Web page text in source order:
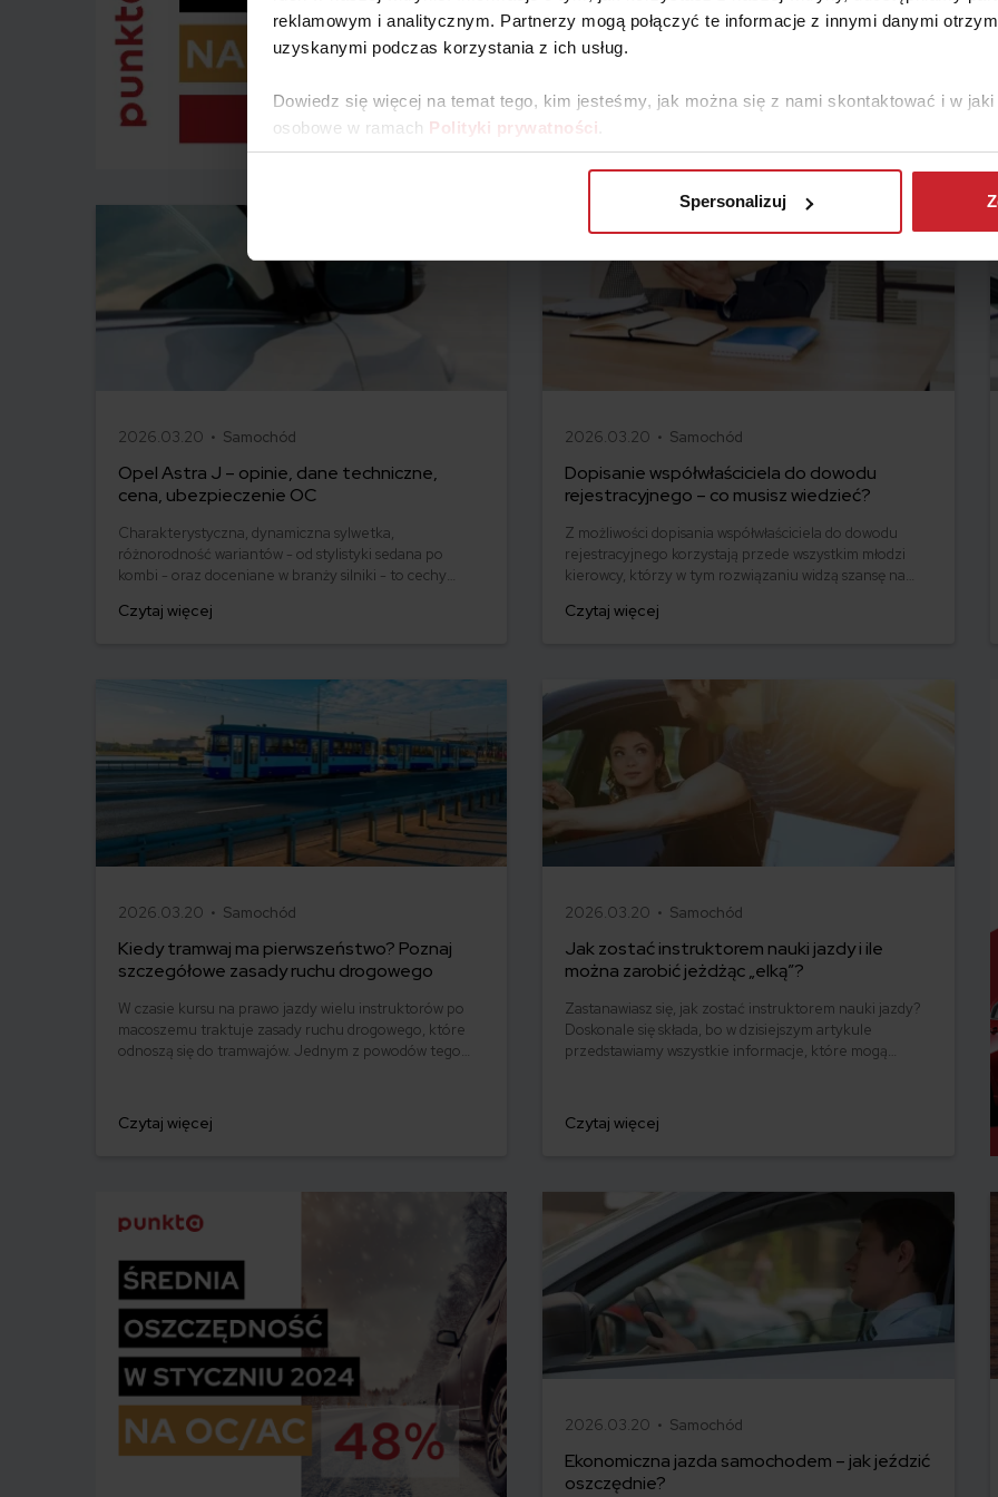
reklamowym i analitycznym. Partnerzy mogą połączyć te informacje z innymi danymi
uzyskanymi podczas korzystania z ich usług.
Dowiedz się więcej na temat tego, kim jesteśmy, jak można się z nami skontaktować i w
osobowe w ramach Polityki prywatności
Spersonalizuj
2026.03.20 • Samochód
Opel Astra J – opinie, dane techniczne,
cena, ubezpieczenie OC
Charakterystyczna, dynamiczna sylwetka,
różnorodność wariantów - od stylistyki sedana po
kombi - oraz doceniane w branży silniki - to cechy
Hatchback 5d - niezależnie od wersji, w przypadku tego
Czytaj więcej
2026.03.20 • Samochód
Dopisanie współwłaściciela do dowodu
rejestracyjnego – co musisz wiedzieć?
Z możliwości dopisania współwłaściciela do dowodu
rejestracyjnego korzystają przede wszystkim młodzi
kierowcy, którzy w tym rozwiązaniu widzą szansę na
ubezpieczeniowej. Zastanawiasz się, jak przebiega
dopisać współwłaściciela do dowodu rejestracyjnego.
Czytaj więcej
2026.03.20 • Samochód
Kiedy tramwaj ma pierwszeństwo? Poznaj
szczegółowe zasady ruchu drogowego
W czasie kursu na prawo jazdy wielu instruktorów po
macoszemu traktuje zasady ruchu drogowego, które
odnoszą się do tramwajów. Jednym z powodów tego
miastach Polski. W efekcie wielu kierowców uznaje, że
tramwaj zawsze ma pierwszeństwo. To nieprawda.
Czytaj więcej
2026.03.20 • Samochód
Jak zostać instruktorem nauki jazdy i ile
można zarobić jeżdżąc „elką”?
Zastanawiasz się, jak zostać instruktorem nauki jazdy?
Doskonale się składa, bo w dzisiejszym artykule
przedstawiamy wszystkie informacje, które mogą
instruktorom wymagania, jaką drogę musisz przejść,
aby uzyskać nowe uprawnienia i w końcu, jakich
Czytaj więcej
2026.03.20 • Samochód
Ekonomiczna jazda samochodem – jak jeździć
oszczędnie?